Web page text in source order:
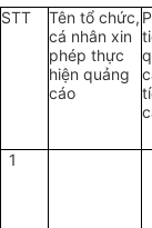
STT
Tên tổ chức,
cá nhân xin
phép thực
hiện quảng
cáo
1